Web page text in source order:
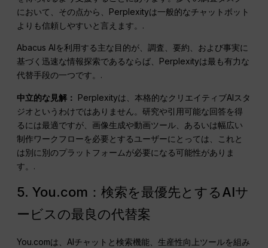
において、その点から、Perplexityは一般的なチャットボット
よりも信頼しやすいと言えます。.
Abacus AIを利用する主な目的が、調査、要約、および事実に
基づく迅速な情報探索であるならば、Perplexityは最も有力な
代替手段の一つです。.
中立的な見解： Perplexityは、本格的なクリエイティブAIスタ
ジオというわけではありません。研究や引用可能な回答を得
るには最適ですが、画像生成や動画ツール、あるいは幅広い
制作ワークフローを必要とするユーザーにとっては、これと
は別に別のプラットフォームが必要になる可能性がありま
す。.
5. You.com：検索を最優先とするAIサ
ービスの最良の代替案
You.comは、AIチャットと検索機能、生産性向上ツールを組み